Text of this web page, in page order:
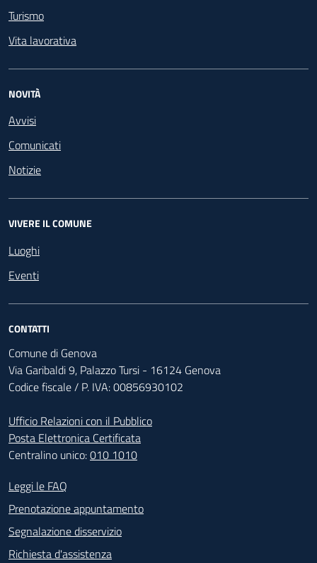
Turismo
Vita lavorativa
NOVITÀ
Avvisi
Comunicati
Notizie
VIVERE IL COMUNE
Luoghi
Eventi
CONTATTI
Comune di Genova
Via Garibaldi 9, Palazzo Tursi - 16124 Genova
Codice fiscale / P. IVA: 00856930102
Ufficio Relazioni con il Pubblico
Posta Elettronica Certificata
Centralino unico:010 1010
Footer - Contatti
Leggi le FAQ
Prenotazione appuntamento
Segnalazione disservizio
Richiesta d'assistenza